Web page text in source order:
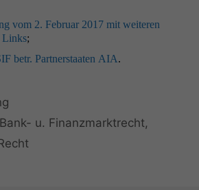
vom 2. Feb­ru­ar 2017 mit weit­eren
Links;
betr. Part­ner­staat­en AIA.
Bank- u. Finanzmarktrecht,